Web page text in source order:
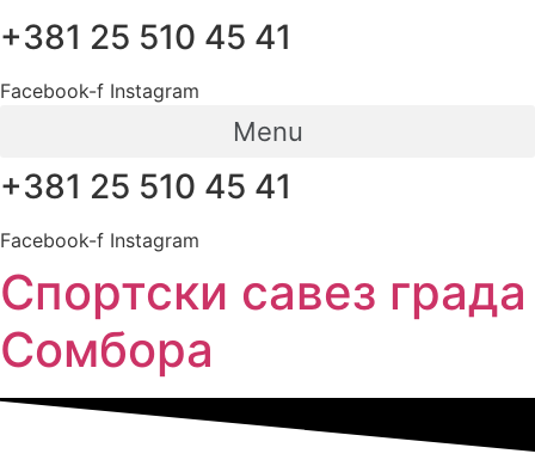
+381 25 510 45 41
Facebook-f Instagram
Menu
+381 25 510 45 41
Facebook-f Instagram
Спортски савез града
Сомбора​